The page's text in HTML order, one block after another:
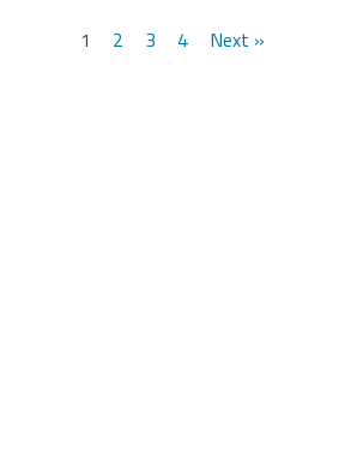
1 2 3 4 Next »